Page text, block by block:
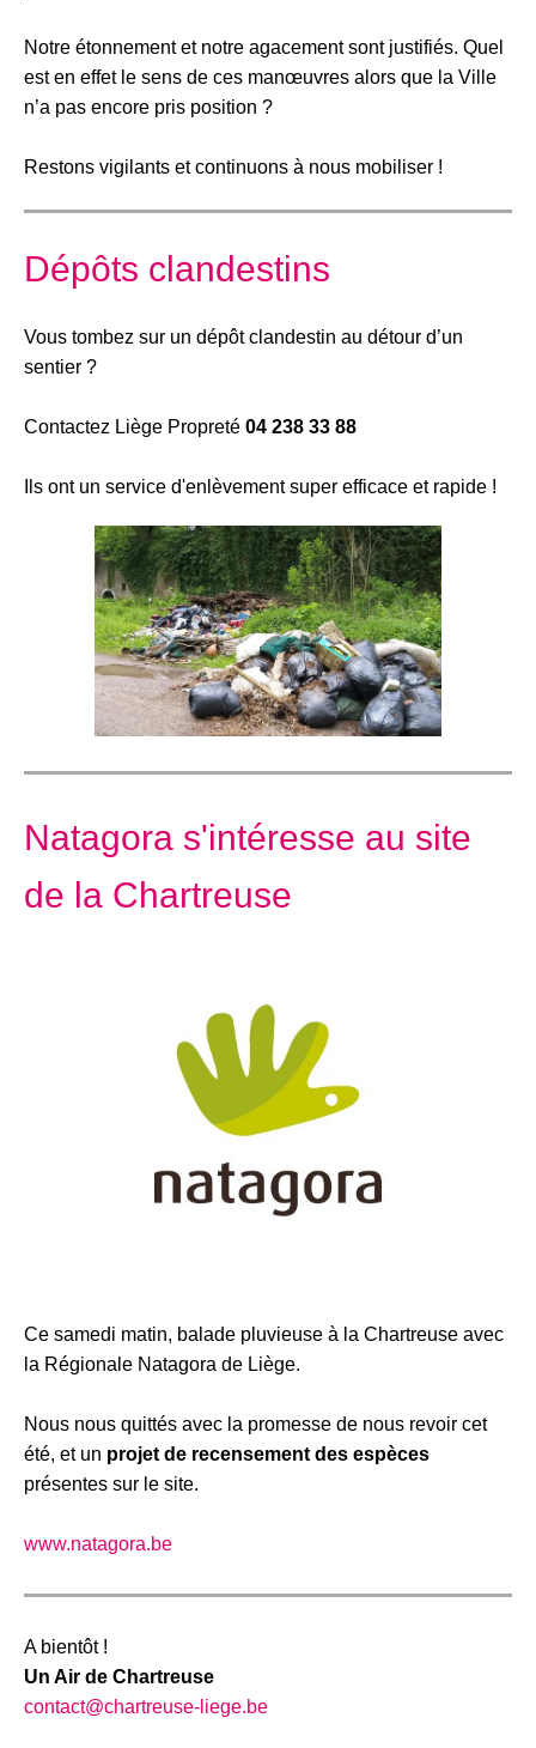
Notre étonnement et notre agacement sont justifiés. Quel
est en effet le sens de ces manœuvres alors que la Ville
n’a pas encore pris position ?
Restons vigilants et continuons à nous mobiliser !
Dépôts clandestins
Vous tombez sur un dépôt clandestin au détour d’un
sentier ?
Contactez Liège Propreté 04 238 33 88
Ils ont un service d'enlèvement super efficace et rapide !
Natagora s'intéresse au site
de la Chartreuse
Ce samedi matin, balade pluvieuse à la Chartreuse avec
la Régionale Natagora de Liège.
Nous nous quittés avec la promesse de nous revoir cet
été, et un projet de recensement des espèces
présentes sur le site.
www.natagora.be
A bientôt !
Un Air de Chartreuse
contact@chartreuse-liege.be